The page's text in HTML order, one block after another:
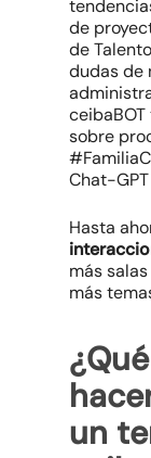
de
de
dudas de
sobre
Chat-GPT
Hasta
más
más
un